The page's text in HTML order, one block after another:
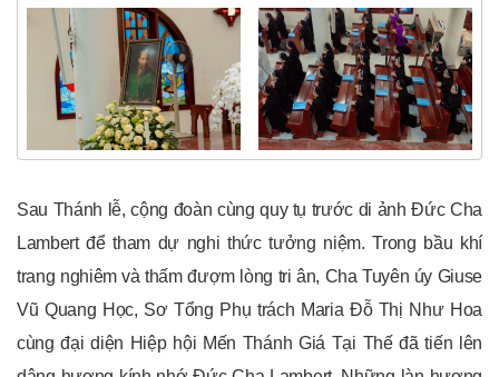
Sau Thánh lễ, cộng đoàn cùng quy tụ trước di ảnh Đức Cha
Lambert để tham dự nghi thức tưởng niệm. Trong bầu khí
trang nghiêm và thấm đượm lòng tri ân, Cha Tuyên úy Giuse
Vũ Quang Học, Sơ Tổng Phụ trách Maria Đỗ Thị Như Hoa
cùng đại diện Hiệp hội Mến Thánh Giá Tại Thế đã tiến lên